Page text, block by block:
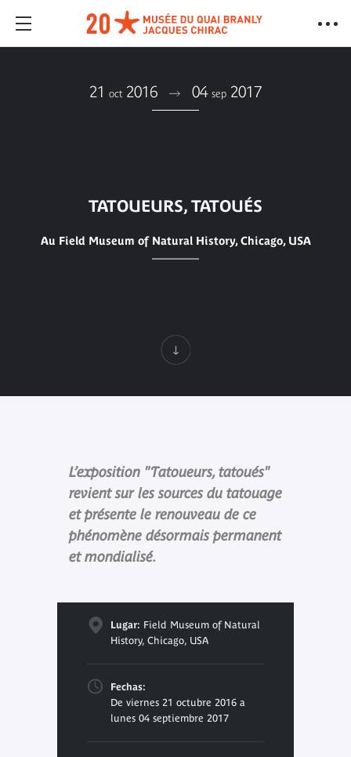
21 oct 2016 04 sep 2017
TATOUEURS, TATOUÉS
Au Field Museum of Natural History, Chicago, USA
L’exposition "Tatoueurs, tatoués"
revient sur les sources du tatouage
et présente le renouveau de ce
phénomène désormais permanent
et mondialisé.
Lugar: Field Museum of Natural
History, Chicago, USA
Fechas:
De viernes 21 octubre 2016 a
lunes 04 septiembre 2017